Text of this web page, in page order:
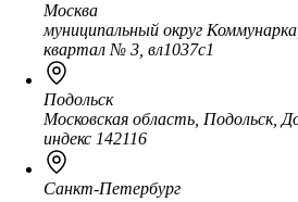
Москва
муниципальный округ
квартал № 3, вл1037с1
Подольск
Московская область, Подольск,
индекс 142116
Санкт-Петербург